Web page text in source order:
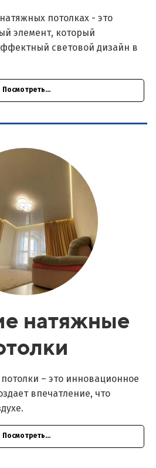
потолках - это
элемент, который
световой дизайн в
Посмотреть...
натяжные
– это инновационное
впечатление, что
Посмотреть...